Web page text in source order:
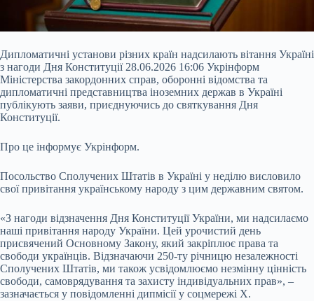
Дипломатичні установи різних країн надсилають вітання Україні
з нагоди Дня Конституції 28.06.2026 16:06 Укрінформ
Міністерства закордонних справ, оборонні відомства та
дипломатичні представництва іноземних держав в Україні
публікують заяви, приєднуючись до святкування Дня
Конституції.
Про це інформує Укрінформ.
Посольство Сполучених Штатів в Україні у неділю висловило
свої привітання українському народу з цим державним святом.
«З нагоди відзначення Дня Конституції України, ми надсилаємо
наші привітання народу України. Цей урочистий день
присвячений Основному Закону, який закріплює права та
свободи українців. Відзначаючи 250-ту річницю незалежності
Сполучених Штатів, ми також усвідомлюємо незмінну цінність
свободи, самоврядування та захисту індивідуальних прав», –
зазначається у повідомленні дипмісії у соцмережі Х.